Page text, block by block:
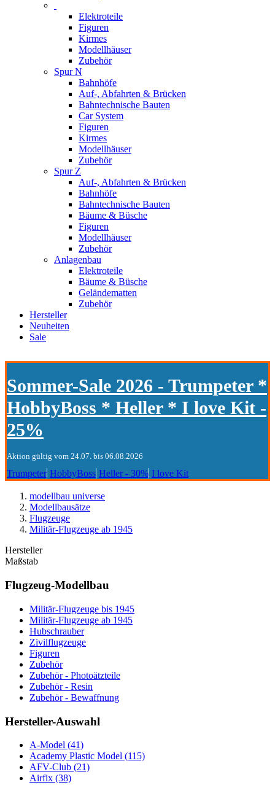
Elektroteile
Figuren
Kirmes
Modellhäuser
Zubehör
Spur N
Bahnhöfe
Auf-, Abfahrten & Brücken
Bahntechnische Bauten
Car System
Figuren
Kirmes
Modellhäuser
Zubehör
Spur Z
Auf-, Abfahrten & Brücken
Bahnhöfe
Bahntechnische Bauten
Bäume & Büsche
Figuren
Modellhäuser
Zubehör
Anlagenbau
Elektroteile
Bäume & Büsche
Geländematten
Zubehör
Hersteller
Neuheiten
Sale
Sommer-Sale 2026 - Trumpeter *
HobbyBoss * Heller * I love Kit -
25%
Aktion gültig vom 24.07. bis 06.08.2026
Trumpeter HobbyBoss Heller - 30% I love Kit
modellbau universe
Modellbausätze
Flugzeuge
Militär-Flugzeuge ab 1945
Hersteller
Maßstab
Flugzeug-Modellbau
Militär-Flugzeuge bis 1945
Militär-Flugzeuge ab 1945
Hubschrauber
Zivilflugzeuge
Figuren
Zubehör
Zubehör - Photoätzteile
Zubehör - Resin
Zubehör - Bewaffnung
Hersteller-Auswahl
A-Model (41)
Academy Plastic Model (115)
AFV-Club (21)
Airfix (38)